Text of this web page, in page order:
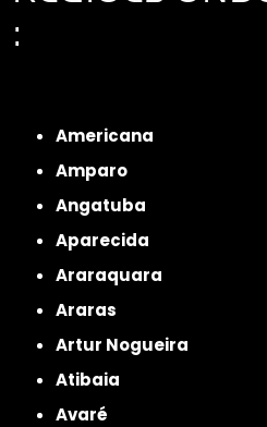
:
Americana
Amparo
Angatuba
Aparecida
Araraquara
Araras
Artur Nogueira
Atibaia
Avaré